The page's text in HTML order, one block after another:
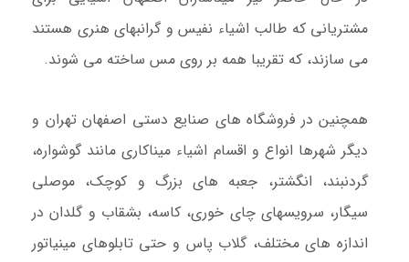
مشتریانی که طالب اشیاء نفیس و گرانبهای هنری هستند
می سازند، که تقریبا همه بر روی مس ساخته می شوند.
همچنین در فروشگاه های صنایع دستی اصفهان تهران و
دیگر شهرها انواع و اقسام اشیاء میناکاری مانند گوشواره،
گردنبند، انگشتر، جعبه های بزرگ و کوچک، موصلی
سیگار، سرویسهای چای خوری، کاسه، بشقاب و گلدان در
اندازه های مختلف، گلاب پاس و حتی تابلوهای مینیاتور